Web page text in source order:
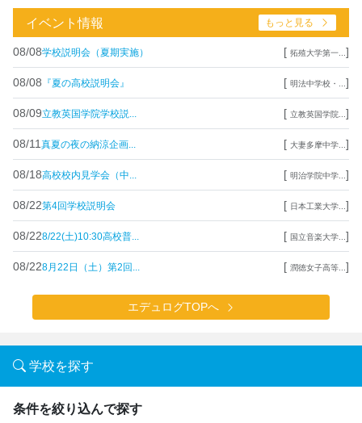
イベント情報 もっと見る
08/08学校説明会（夏期実施） [ 拓殖大学第一... ]
08/08 『夏の高校説明会』 [ 明法中学校・... ]
08/09立教英国学院学校説... [ 立教英国学院... ]
08/11 真夏の夜の納涼企画... [ 大妻多摩中学... ]
08/18高校校内見学会（中... [ 明治学院中学... ]
08/22第4回学校説明会 [ 日本工業大学... ]
08/228/22(土)10:30高校普... [ 国立音楽大学... ]
08/228月22日（土）第2回... [ 潤徳女子高等... ]
エデュログTOPへ
学校を探す
条件を絞り込んで探す